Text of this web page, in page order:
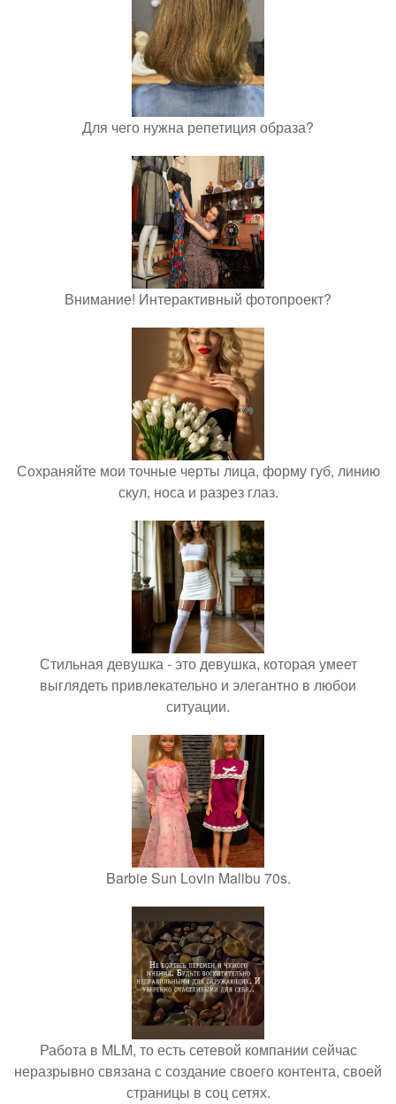
Для чего нужна репетиция образа?
Внимание! Интерактивный фотопроект?
Сохраняйте мои точные черты лица, форму губ, линию
скул, носа и разрез глаз.
Стильная девушка - это девушка, которая умеет
выглядеть привлекательно и элегантно в любои
ситуации.
Barbie Sun Lovin Malibu 70s.
Работа в MLM, то есть сетевой компании сейчас
неразрывно связана с создание своего контента, своей
страницы в соц сетях.